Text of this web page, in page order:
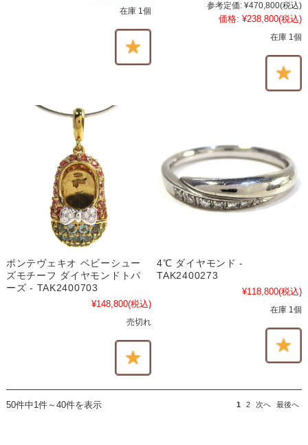
在庫 1個
参考定価: ¥470,800(税込)
価格: ¥238,800(税込)
在庫 1個
ポンテヴェキオ ベビーシュー
ズモチーフ ダイヤモンドトパ
ーズ - TAK2400703
¥148,800(税込)
売切れ
4℃ ダイヤモンド -
TAK2400273
¥118,800(税込)
在庫 1個
50件中1件～40件を表示 1 2 次へ 最後へ